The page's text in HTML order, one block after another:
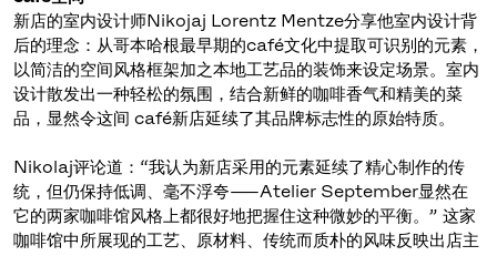
新店的室内设计师Nikojaj Lorentz Mentze分享他室内设计背
后的理念：从哥本哈根最早期的café文化中提取可识别的元素，
以简洁的空间风格框架加之本地工艺品的装饰来设定场景。室内
设计散发出一种轻松的氛围，结合新鲜的咖啡香气和精美的菜
品，显然令这间 café新店延续了其品牌标志性的原始特质。
Nikolaj评论道：“我认为新店采用的元素延续了精心制作的传
统，但仍保持低调、毫不浮夸——Atelier September显然在
它的两家咖啡馆风格上都很好地把握住这种微妙的平衡。” 这家
咖啡馆中所展现的工艺、原材料、传统而质朴的风味反映出店主